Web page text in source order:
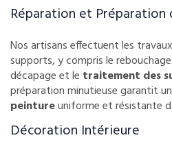
Réparation et Préparation
Nos artisans effectuent les
supports, y compris le
décapage et le traitement des
préparation minutieuse garantit
peintureuniforme et résistante
Décoration Intérieure